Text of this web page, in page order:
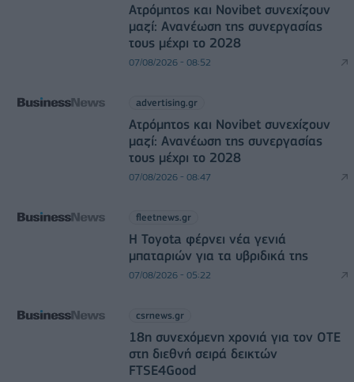
Ατρόμητος και Novibet συνεχίζουν
μαζί: Ανανέωση της συνεργασίας
τους μέχρι το 2028
07/08/2026 - 08:52
advertising.gr
Ατρόμητος και Novibet συνεχίζουν
μαζί: Ανανέωση της συνεργασίας
τους μέχρι το 2028
07/08/2026 - 08:47
fleetnews.gr
Η Toyota φέρνει νέα γενιά
μπαταριών για τα υβριδικά της
07/08/2026 - 05:22
csrnews.gr
18η συνεχόμενη χρονιά για τον ΟΤΕ
στη διεθνή σειρά δεικτών
FTSE4Good